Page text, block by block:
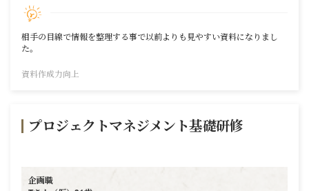
相手の目線で情報を整理する事で以前よりも見やすい資料になりまし
た。
資料作成力向上
プロジェクトマネジメント基礎研修
企画職